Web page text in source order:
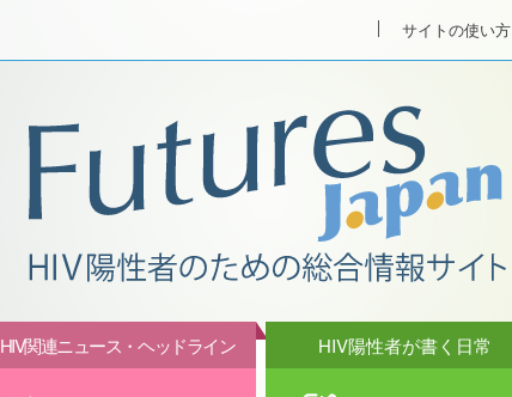
サイトの使い方
HIV関連ニュース・ヘッドライン HIV陽性者が書く日常